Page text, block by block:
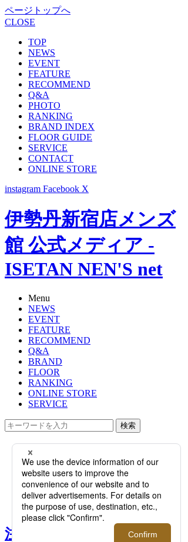
ページトップへ
CLOSE
TOP
NEWS
EVENT
FEATURE
RECOMMEND
Q&A
PHOTO
RANKING
BRAND INDEX
FLOOR GUIDE
SERVICE
CONTACT
ONLINE STORE
instagram Facebook X
伊勢丹新宿店メンズ
館 公式メディア -
ISETAN NEN'S net
Menu
NEWS
EVENT
FEATURE
RECOMMEND
Q&A
BRAND
FLOOR
RANKING
ONLINE STORE
SERVICE
検索
TOP
PHOTO
注目すべきドイツ時計！＜ラング＆
ハイネ＞＜モリッツ・グロスマン＞
の細部にこだわり抜いたものづくり
とは
注目すべきドイツ時計！＜